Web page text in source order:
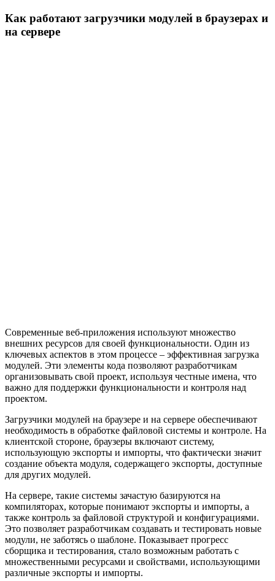
Как работают загрузчики модулей в браузерах и
на сервере
Современные веб-приложения используют множество
внешних ресурсов для своей функциональности. Один из
ключевых аспектов в этом процессе – эффективная загрузка
модулей. Эти элементы кода позволяют разработчикам
организовывать свой проект, используя честные имена, что
важно для поддержки функциональности и контроля над
проектом.
Загрузчики модулей на браузере и на сервере обеспечивают
необходимость в обработке файловой системы и контроле. На
клиентской стороне, браузеры включают систему,
использующую экспорты и импорты, что фактически значит
создание объекта модуля, содержащего экспорты, доступные
для других модулей.
На сервере, такие системы зачастую базируются на
компиляторах, которые понимают экспорты и импорты, а
также контроль за файловой структурой и конфигурациями.
Это позволяет разработчикам создавать и тестировать новые
модули, не заботясь о шаблоне. Показывает прогресс
сборщика и тестирования, стало возможным работать с
множественными ресурсами и свойствами, использующими
различные экспорты и импорты.